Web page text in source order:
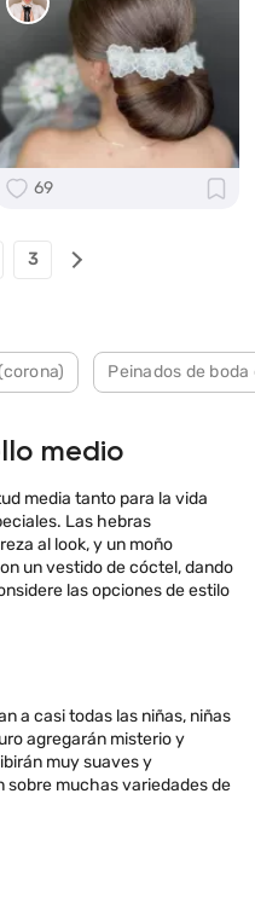
69
3
Peinados de
medio
media tanto para la vida
Las hebras
al look, y un moño
un vestido de cóctel, dando
las opciones de estilo
a casi todas las niñas, niñas
agregarán misterio y
muy suaves y
sobre muchas variedades de